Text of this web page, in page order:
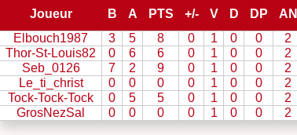
Joueur B A PTS +/- V D DP AN
Elbouch1987
3 5 8 0 1 0 0 2
Thor-St-Louis82
0 6 6 0 1 0 0 2
Seb_0126
7 2 9 0 1 0 0 2
Le_ti_christ
0 0 0 0 1 0 0 2
Tock-Tock-Tock
0 5 5 0 1 0 0 2
GrosNezSal
0 0 0 0 1 0 0 2